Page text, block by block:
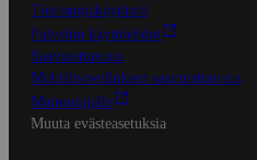
Tietosuojakäytäntö
Palvelun käyttöehdot
Saavutettavuus
Mobiilisovelluksen saavutettavuus
Mainostajalle
Muuta evästeasetuksia